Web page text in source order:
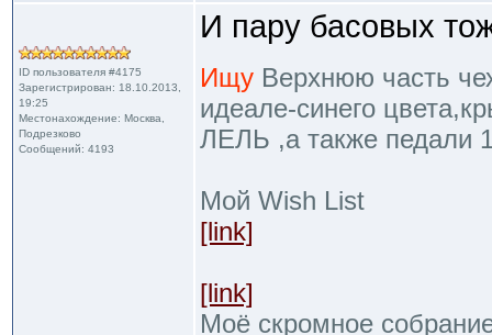
ID пользователя #4175
Зарегистрирован: 18.10.2013,
19:25
Местонахождение: Москва,
Подрезково
Сообщений: 4193
И пару басовых
Ищу Верхнюю часть
идеале-синего
ЛЕЛЬ ,а также педали
Мой Wish List
[link]
[link]
Моё скромное